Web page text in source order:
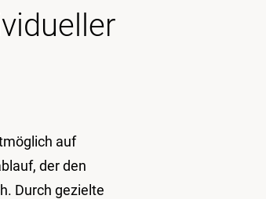
auf
der den
Durch gezielte